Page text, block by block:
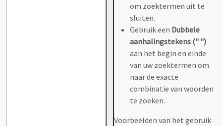
om zoektermen uit te
sluiten.
Gebruik een Dubbele
aanhalingstekens (" ")
aan het begin en einde
van uw zoektermen om
naar de exacte
combinatie van woorden
te zoeken.
Voorbeelden van het gebruik